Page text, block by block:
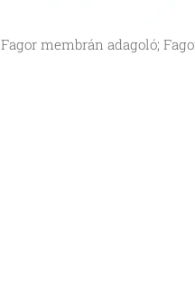
Fagor membrán adagoló;